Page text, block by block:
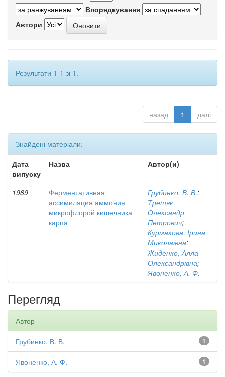
Впорядкування
Автори
Результати 1-1 зі 1.
назад 1 далі
Знайдені матеріали:
Дата
випуску
Назва Автор(и)
1989
Ферментативная
ассимиляция аммония
микрофлорой кишечника
карпа
Грубинко, В. В.;
Третяк,
Олександр
Петрович;
Курмакова, Ірина
Миколаївна;
Жиденко, Алла
Олександрівна;
Явоненко, А. Ф.
Перегляд
Автор
1
Грубинко, В. В.
1
Явоненко, А. Ф.